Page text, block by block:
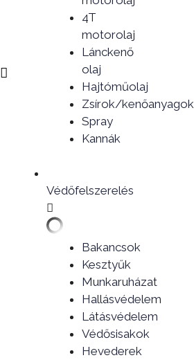
4T
motorolaj
Lánckenő
olaj
Hajtóműolaj
Zsírok/kenőanyagok
Spray
Kannák
Védőfelszerelés
Bakancsok
Kesztyűk
Munkaruházat
Hallásvédelem
Látásvédelem
Védősisakok
Hevederek